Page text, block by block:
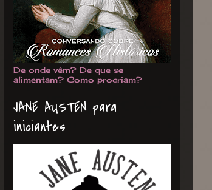
De onde vêm? De que se
alimentam? Como procriam?
JANE AUSTEN para
iniciantes